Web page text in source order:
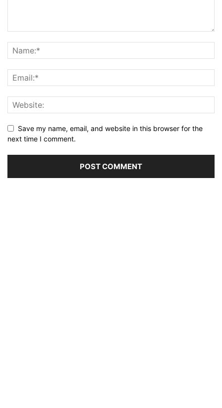
Save my name, email, and website in this browser for the
next time I comment.